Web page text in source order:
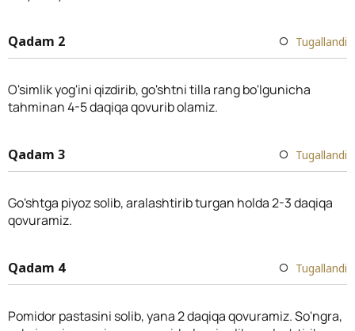
Qadam 2 Tugallandi
O'simlik yog'ini qizdirib, go'shtni tilla rang bo'lgunicha
tahminan 4-5 daqiqa qovurib olamiz.
Qadam 3 Tugallandi
Go'shtga piyoz solib, aralashtirib turgan holda 2-3 daqiqa
qovuramiz.
Qadam 4 Tugallandi
Pomidor pastasini solib, yana 2 daqiqa qovuramiz. So'ngra,